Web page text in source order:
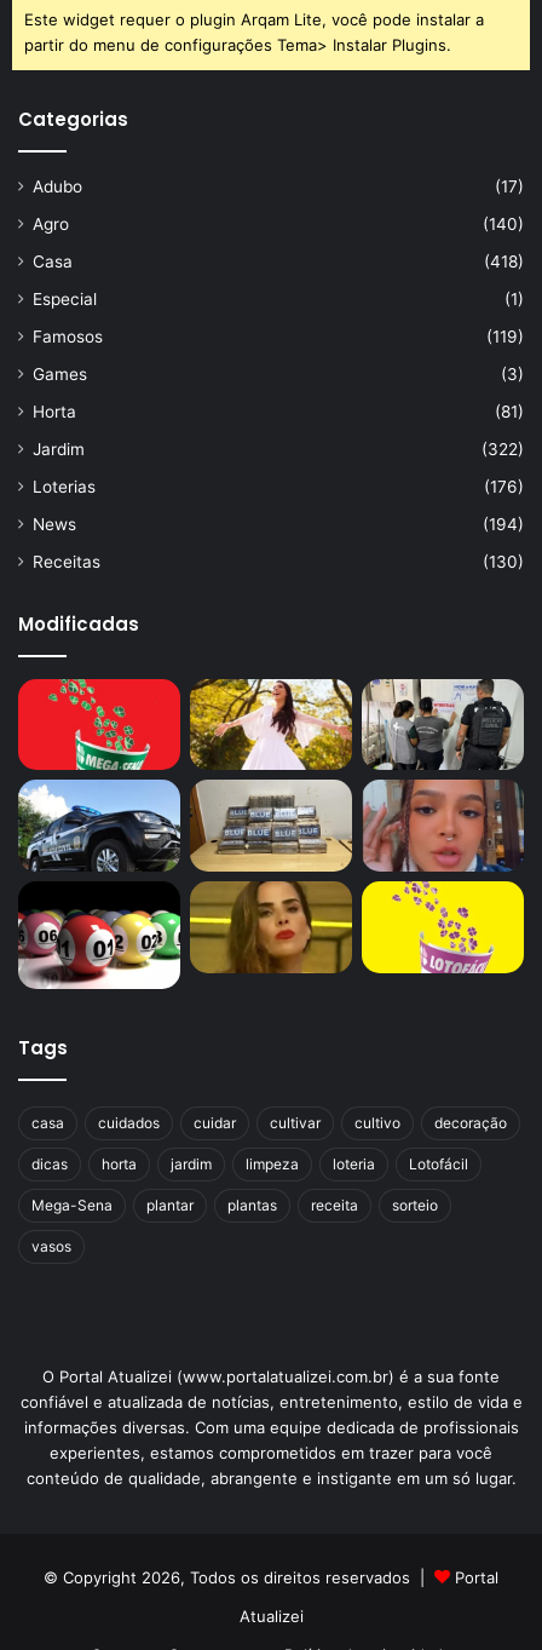
Este widget requer o plugin Arqam Lite, você pode instalar a
partir do menu de configurações Tema> Instalar Plugins.
Categorias
Adubo
(17)
Agro
(140)
Casa
(418)
Especial
(1)
Famosos
(119)
Games
(3)
Horta
(81)
Jardim
(322)
Loterias
(176)
News
(194)
Receitas
(130)
Modificadas
Tags
casa cuidados cuidar cultivar cultivo decoração
dicas horta jardim limpeza loteria Lotofácil
Mega-Sena plantar plantas receita sorteio
vasos
O Portal Atualizei (www.portalatualizei.com.br) é a sua fonte
confiável e atualizada de notícias, entretenimento, estilo de vida e
informações diversas. Com uma equipe dedicada de profissionais
experientes, estamos comprometidos em trazer para você
conteúdo de qualidade, abrangente e instigante em um só lugar.
© Copyright 2026, Todos os direitos reservados |
Portal
Atualizei